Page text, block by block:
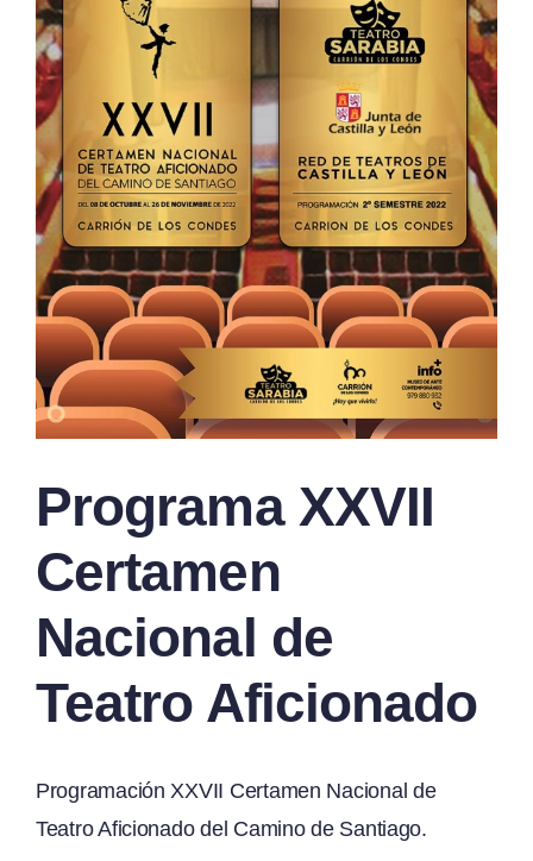
Programa XXVII
Certamen
Nacional de
Teatro Aficionado
Programación XXVII Certamen Nacional de
Teatro Aficionado del Camino de Santiago.